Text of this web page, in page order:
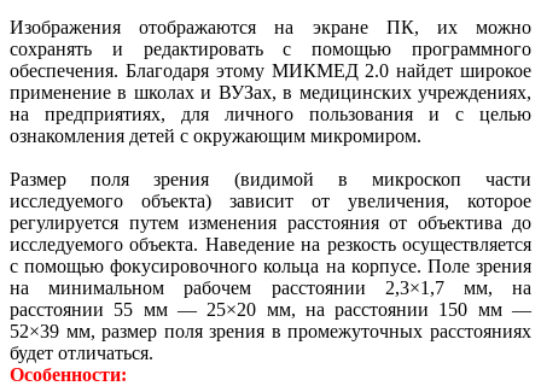
Изображения отображаются на экране ПК, их можно
сохранять и редактировать с помощью программного
обеспечения. Благодаря этому МИКМЕД 2.0 найдет широкое
применение в школах и ВУЗах, в медицинских учреждениях,
на предприятиях, для личного пользования и с целью
ознакомления детей с окружающим микромиром.
Размер поля зрения (видимой в микроскоп части
исследуемого объекта) зависит от увеличения, которое
регулируется путем изменения расстояния от объектива до
исследуемого объекта. Наведение на резкость осуществляется
с помощью фокусировочного кольца на корпусе. Поле зрения
на минимальном рабочем расстоянии 2,3×1,7 мм, на
расстоянии 55 мм — 25×20 мм, на расстоянии 150 мм —
52×39 мм, размер поля зрения в промежуточных расстояниях
будет отличаться.
Особенности: